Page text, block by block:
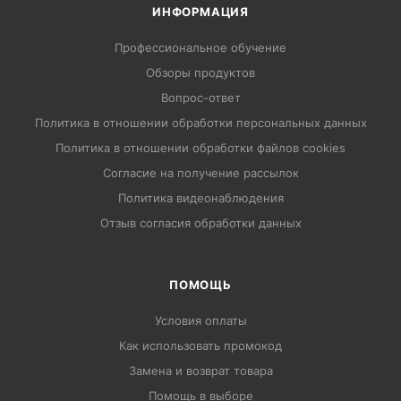
ИНФОРМАЦИЯ
Профессиональное обучение
Обзоры продуктов
Вопрос-ответ
Политика в отношении обработки персональных данных
Политика в отношении обработки файлов cookies
Согласие на получение рассылок
Политика видеонаблюдения
Отзыв согласия обработки данных
ПОМОЩЬ
Условия оплаты
Как использовать промокод
Замена и возврат товара
Помощь в выборе